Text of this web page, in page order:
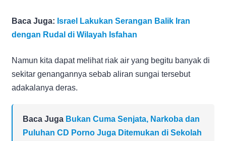
Baca Juga: Israel Lakukan Serangan Balik Iran
dengan Rudal di Wilayah Isfahan
Namun kita dapat melihat riak air yang begitu banyak di
sekitar genangannya sebab aliran sungai tersebut
adakalanya deras.
Baca Juga Bukan Cuma Senjata, Narkoba dan
Puluhan CD Porno Juga Ditemukan di Sekolah